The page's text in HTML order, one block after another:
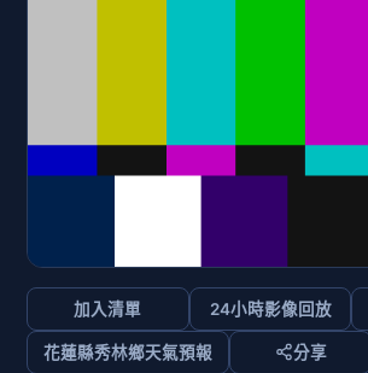
加入清單 24小時影像回放
花蓮縣秀林鄉天氣預報 分享